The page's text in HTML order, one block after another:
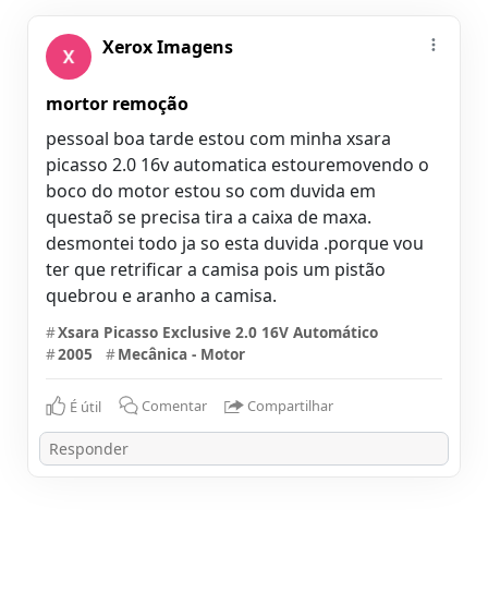
Xerox Imagens
mortor remoção
pessoal boa tarde estou com minha xsara
picasso 2.0 16v automatica estouremovendo o
boco do motor estou so com duvida em
questaõ se precisa tira a caixa de maxa.
desmontei todo ja so esta duvida .porque vou
ter que retrificar a camisa pois um pistão
quebrou e aranho a camisa.
#Xsara Picasso Exclusive 2.0 16V Automático
#2005 #Mecânica - Motor
É útil Comentar Compartilhar